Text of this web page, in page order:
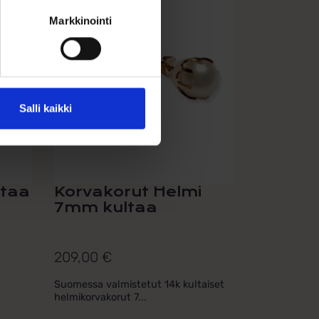
Markkinointi
Salli kaikki
Korvakorut Helmi
7mm kultaa
209,00 €
Suomessa valmistetut 14k kultaiset
helmikorvakorut 7...